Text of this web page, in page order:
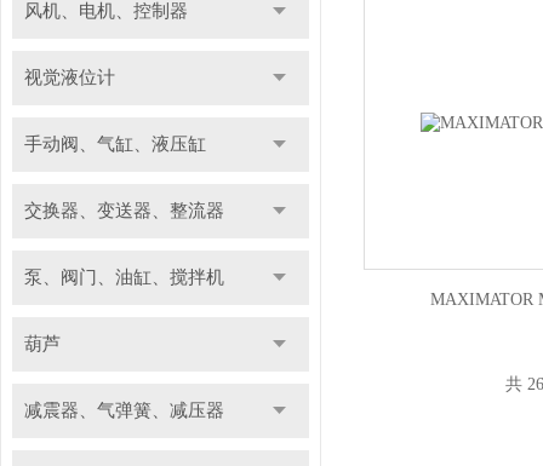
风机、电机、控制器
视觉液位计
手动阀、气缸、液压缸
交换器、变送器、整流器
泵、阀门、油缸、搅拌机
葫芦
减震器、气弹簧、减压器
MAXIMATOR
共